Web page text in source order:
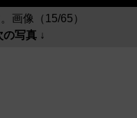
画像（15/65）
写真 ↓